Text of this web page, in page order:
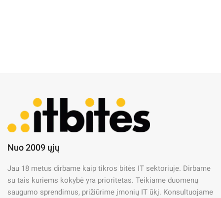
IT Naujienos IT priežiūra IT saugumas
aktas (CRA) – ką tai reiškia
gamintojams?
Nuo 2009 ųjų
Jau 18 metus dirbame kaip tikros bitės IT sektoriuje. Dirbame
su tais kuriems kokybė yra prioritetas. Teikiame duomenų
saugumo sprendimus, prižiūrime įmonių IT ūkį. Konsultuojame